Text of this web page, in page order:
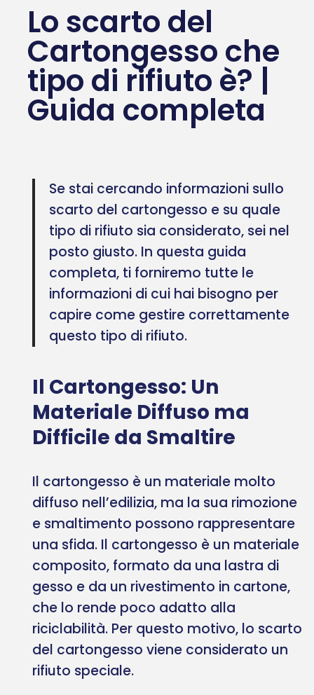
Lo scarto del
Cartongesso che
tipo di rifiuto è? |
Guida completa
Se stai cercando informazioni sullo
scarto del cartongesso e su quale
tipo di rifiuto sia considerato, sei nel
posto giusto. In questa guida
completa, ti forniremo tutte le
informazioni di cui hai bisogno per
capire come gestire correttamente
questo tipo di rifiuto.
Il Cartongesso: Un
Materiale Diffuso ma
Difficile da Smaltire
Il cartongesso è un materiale molto
diffuso nell’edilizia, ma la sua rimozione
e smaltimento possono rappresentare
una sfida. Il cartongesso è un materiale
composito, formato da una lastra di
gesso e da un rivestimento in cartone,
che lo rende poco adatto alla
riciclabilità. Per questo motivo, lo scarto
del cartongesso viene considerato un
rifiuto speciale.